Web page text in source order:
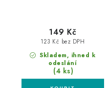
Skladem, ihned k
odeslání
(4 ks)
123 Kč bez DPH
149 Kč